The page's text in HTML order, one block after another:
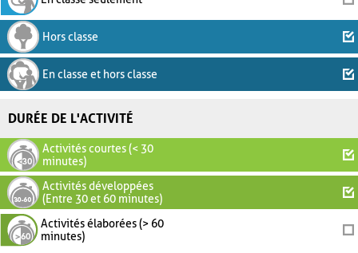
Hors classe
En classe et hors classe
DURÉE DE L'ACTIVITÉ
Activités courtes (< 30
minutes)
Activités développées
(Entre 30 et 60 minutes)
Activités élaborées (> 60
minutes)